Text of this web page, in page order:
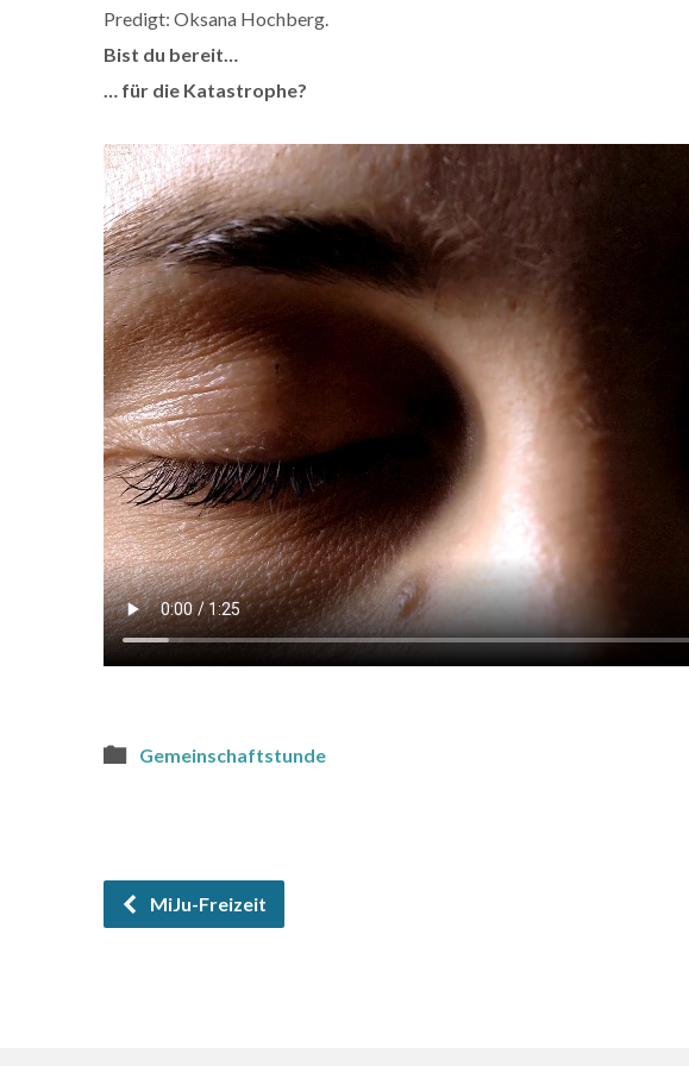
Predigt: Oksana Hochberg.
Bist du bereit…
… für die Katastrophe?
Gemeinschaftstunde
MiJu-Freizeit